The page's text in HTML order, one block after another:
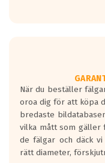
Vid körning i över
rullmotståndets ljud
motorljudet.
På däckmärkningen
en symbol av ett
bullernivå markeras
medans de vita
ett tyst däck.
När du beställer
oroa dig för att köpa
bredaste
vilka mått som gäller
de fälgar och däck
rätt diameter,